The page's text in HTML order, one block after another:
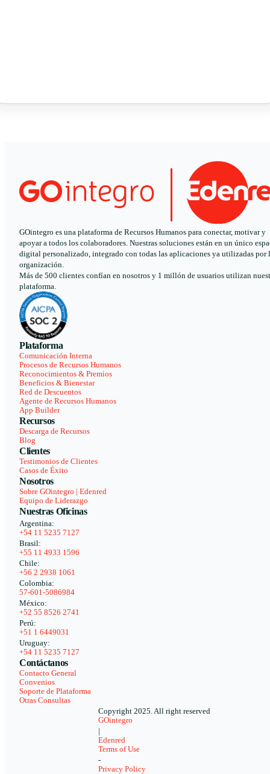
GOintegro es una plataforma de Recursos Humanos para conectar, motivar y
apoyar a todos los colaboradores. Nuestras soluciones están en un único
digital personalizado, integrado con todas las aplicaciones ya utilizadas por
organización.
Más de 500 clientes confían en nosotros y 1 millón de usuarios utilizan
plataforma.
Plataforma
Comunicación Interna
Procesos de Recursos Humanos
Reconocimientos & Premios
Beneficios & Bienestar
Red de Descuentos
Agente de Recursos Humanos
App Builder
Recursos
Descarga de Recursos
Blog
Clientes
Testimonios de Clientes
Casos de Éxito
Nosotros
Sobre GOintegro | Edenred
Equipo de Liderazgo
Nuestras Oficinas
Argentina:
+54 11 5235 7127
Brasil:
+55 11 4933 1596
Chile:
+56 2 2938 1061
Colombia:
57-601-5086984
México:
+52 55 8526 2741
Perú:
+51 1 6449031
Uruguay:
+54 11 5235 7127
Contáctanos
Contacto General
Convenios
Soporte de Plataforma
Otras Consultas
Copyright 2025. All right reserved
GOintegro
|
Edenred
Terms of Use
-
Privacy Policy